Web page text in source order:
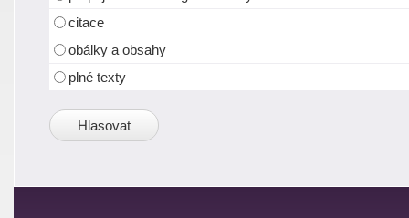
citace
obálky a obsahy
plné texty